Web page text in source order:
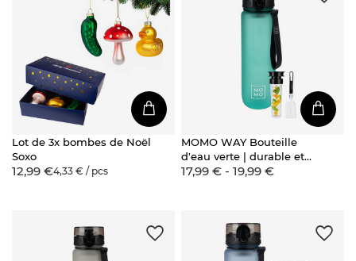
Lot de 3x bombes de Noël
Soxo
12,99 €4,33 € / pcs
MOMO WAY Bouteille
d'eau verte | durable et
pratique | BPA free |
17,99 € - 19,99 €